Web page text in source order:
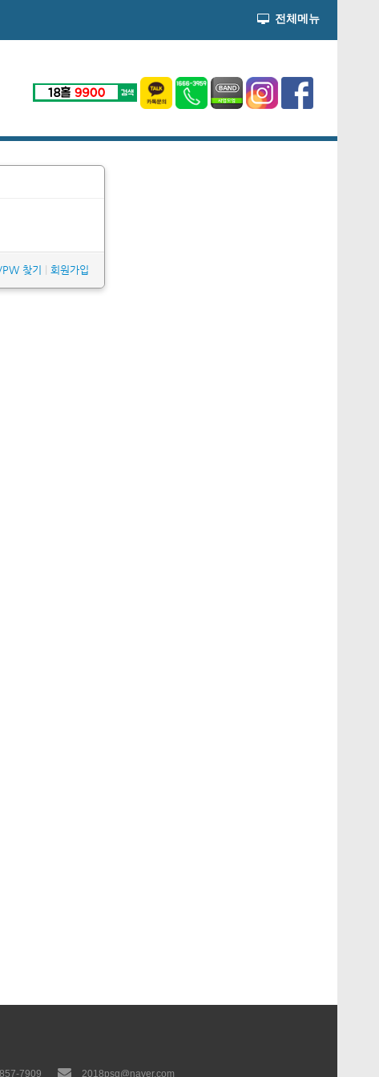
전체메뉴
찾기 |회원가입
7909 2018psg@naver.com